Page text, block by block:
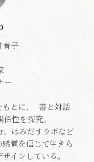
子
ー
とに、 書と対話
性を探究。
はみだすラボなど
覚を信じて生きら
インしている。